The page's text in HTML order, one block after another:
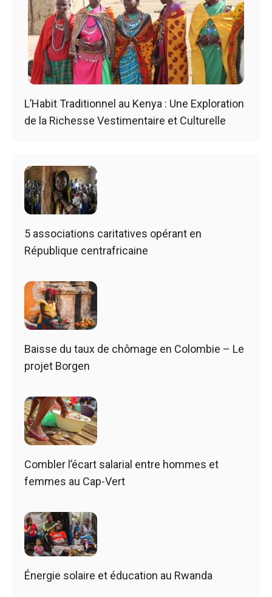
L’Habit Traditionnel au Kenya : Une Exploration
de la Richesse Vestimentaire et Culturelle
5 associations caritatives opérant en
République centrafricaine
Baisse du taux de chômage en Colombie – Le
projet Borgen
Combler l’écart salarial entre hommes et
femmes au Cap-Vert
Énergie solaire et éducation au Rwanda